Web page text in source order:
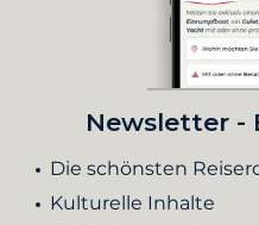
Newsletter -
Die schönsten
Kulturelle Inhalte